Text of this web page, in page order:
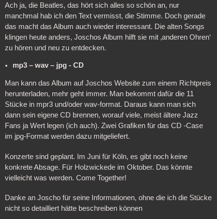
Ach ja, die Beatles, das hört sich alles so schön an, nur
manchmal hab ich den Text vermisst, die Stimme. Doch gerade
das macht das Album auch wieder interessant. Die alten Songs
klingen heute anders, Joschos Album hilft sie mit ‚anderen Ohren‘
zu hören und neu zu entdecken.
mp3 – wav – jpg - CD
Man kann das Album auf Joschos Website zum einem Richtpreis
herunterladen, mehr geht immer. Man bekommt dafür die 11
Stücke in mpr3 und/oder wav-format. Daraus kann man sich
dann sein eigene CD brennen, worauf viele, meist ältere Jazz
Fans ja Wert legen (ich auch). Zwei Grafiken für das CD -Case
im jpg-Format werden dazu mitgeliefert.
Konzerte sind geplant. Im Juni für Köln, es gibt noch keine
konkrete Absage. Für Holzwickede im Oktober. Das könnte
vielleicht was werden. Come Together!
Danke an Joscho für seine Informationen, ohne die ich die Stücke
nicht so detailliert hätte beschreiben können